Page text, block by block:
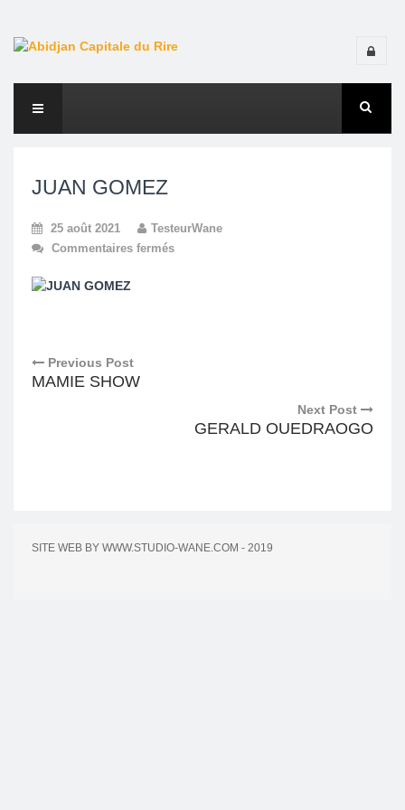
JUAN GOMEZ
25 août 2021
TesteurWane
Commentaires fermés
Previous Post
MAMIE SHOW
Next Post
GERALD OUEDRAOGO
SITE WEB BY WWW.STUDIO-WANE.COM - 2019